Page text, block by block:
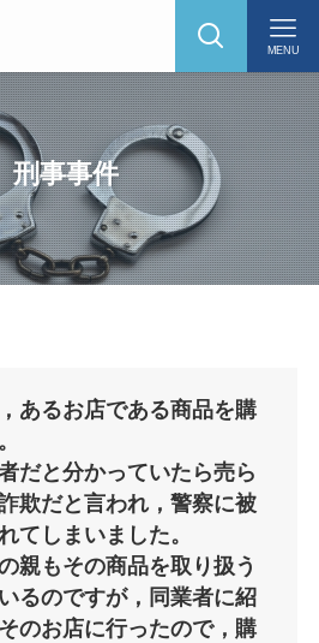
MENU
事事件
あるお店である商品を購
だと分かっていたら売ら
欺だと言われ，警察に被
てしまいました。
親もその商品を取り扱う
るのですが，同業者に紹
のお店に行ったので，購